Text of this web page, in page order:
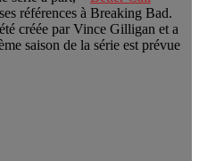
références à Breaking Bad.
créée par Vince Gilligan et a
saison de la série est prévue